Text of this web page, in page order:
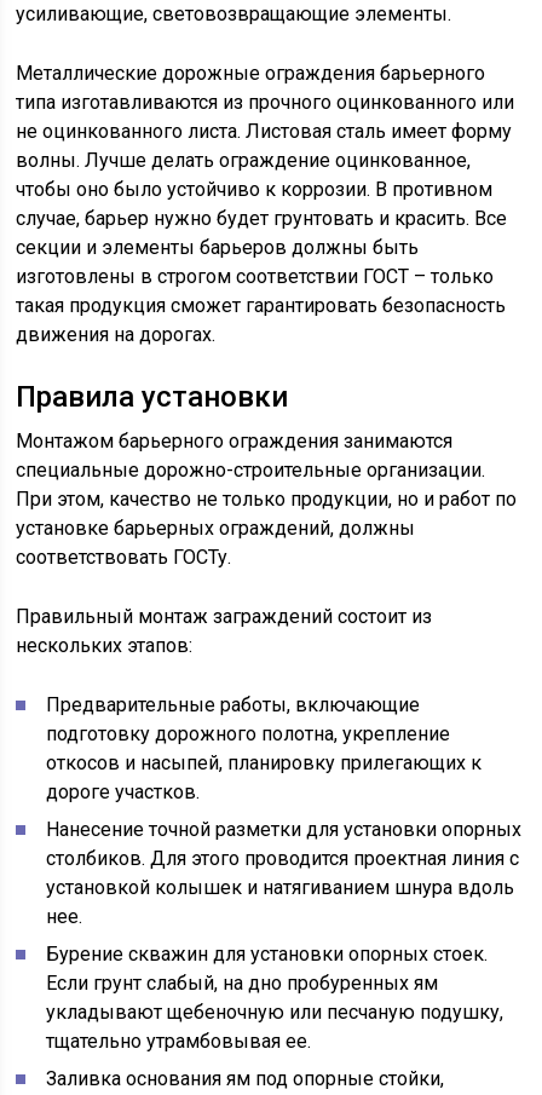
усиливающие, световозвращающие элементы.
Металлические дорожные ограждения барьерного
типа изготавливаются из прочного оцинкованного или
не оцинкованного листа. Листовая сталь имеет форму
волны. Лучше делать ограждение оцинкованное,
чтобы оно было устойчиво к коррозии. В противном
случае, барьер нужно будет грунтовать и красить. Все
секции и элементы барьеров должны быть
изготовлены в строгом соответствии ГОСТ – только
такая продукция сможет гарантировать безопасность
движения на дорогах.
Правила установки
Монтажом барьерного ограждения занимаются
специальные дорожно-строительные организации.
При этом, качество не только продукции, но и работ по
установке барьерных ограждений, должны
соответствовать ГОСТу.
Правильный монтаж заграждений состоит из
нескольких этапов:
Предварительные работы, включающие
подготовку дорожного полотна, укрепление
откосов и насыпей, планировку прилегающих к
дороге участков.
Нанесение точной разметки для установки опорных
столбиков. Для этого проводится проектная линия с
установкой колышек и натягиванием шнура вдоль
нее.
Бурение скважин для установки опорных стоек.
Если грунт слабый, на дно пробуренных ям
укладывают щебеночную или песчаную подушку,
тщательно утрамбовывая ее.
Заливка основания ям под опорные стойки,